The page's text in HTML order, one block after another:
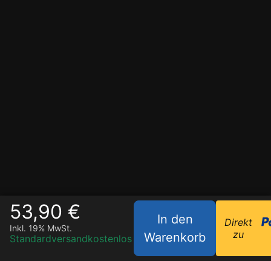
53,90 €
Inkl. 19% MwSt.
Standardversandkostenlos
In den
Warenkorb
Direkt
zu